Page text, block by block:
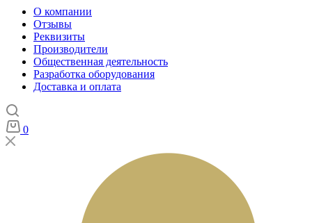
О компании
Отзывы
Реквизиты
Производители
Общественная деятельность
Разработка оборудования
Доставка и оплата
0